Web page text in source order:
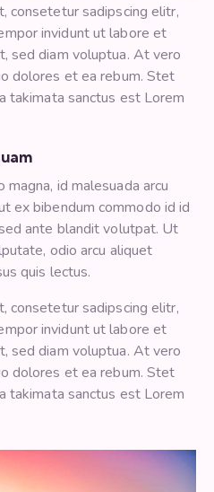
consetetur sadipscing elitr,
invidunt ut labore et
sed diam voluptua. At vero
dolores et ea rebum. Stet
takimata sanctus est Lorem
id malesuada arcu
ex bibendum commodo id id
ante blandit volutpat. Ut
odio arcu aliquet
quis lectus.
consetetur sadipscing elitr,
invidunt ut labore et
sed diam voluptua. At vero
dolores et ea rebum. Stet
takimata sanctus est Lorem